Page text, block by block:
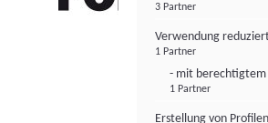
3 Partner
Verwendung
1 Partner
- mit berechtigtem
1 Partner
Erstellung von
FONDS professionell